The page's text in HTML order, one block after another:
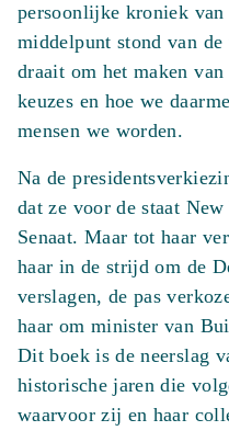
persoonlijke kroniek
middelpunt stond van
draait om het maken
keuzes en hoe we
mensen we worden.
Na de
dat ze voor de staat
Senaat. Maar tot haar
haar in de strijd om de
verslagen, de pas
haar om minister van
Dit boek is de neerslag
historische jaren die
waarvoor zij en haar